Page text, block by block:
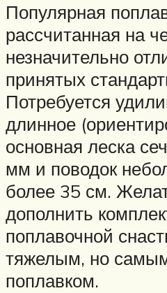
Популярная
рассчитанная на
незначительно
принятых
Потребуется
длинное
основная леска
мм и поводок
более 35 см.
дополнить
поплавочной
тяжелым, но
поплавком.